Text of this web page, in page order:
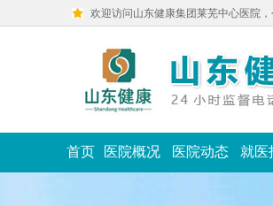
欢迎访问山东健康集团莱芜中心医院，
首页 医院概况 医院动态 就医